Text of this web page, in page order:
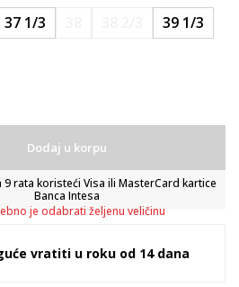
37 1/3
39 1/3
Dodaj u korpu
9 rata koristeći Visa ili MasterCard kartice
Banca Intesa
je odabrati željenu veličinu
vratiti u roku od 14 dana